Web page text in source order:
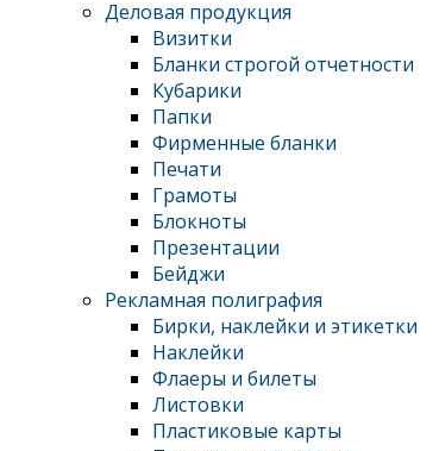
Деловая продукция
Визитки
Бланки строгой отчетности
Кубарики
Папки
Фирменные бланки
Печати
Грамоты
Блокноты
Презентации
Бейджи
Рекламная полиграфия
Бирки, наклейки и этикетки
Наклейки
Флаеры и билеты
Листовки
Пластиковые карты